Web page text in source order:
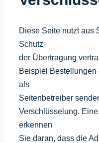
Diese Seite nutzt aus
Schutz
der Übertragung
Beispiel Bestellungen
als
Seitenbetreiber
Verschlüsselung.
erkennen
Sie daran, dass die